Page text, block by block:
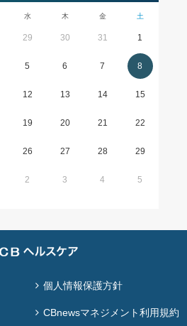
水 木 金 土
29 30 31 1
5 6 7 8
12 13 14 15
19 20 21 22
26 27 28 29
2 3 4 5
個人情報保護方針
CBnewsマネジメント利用規約